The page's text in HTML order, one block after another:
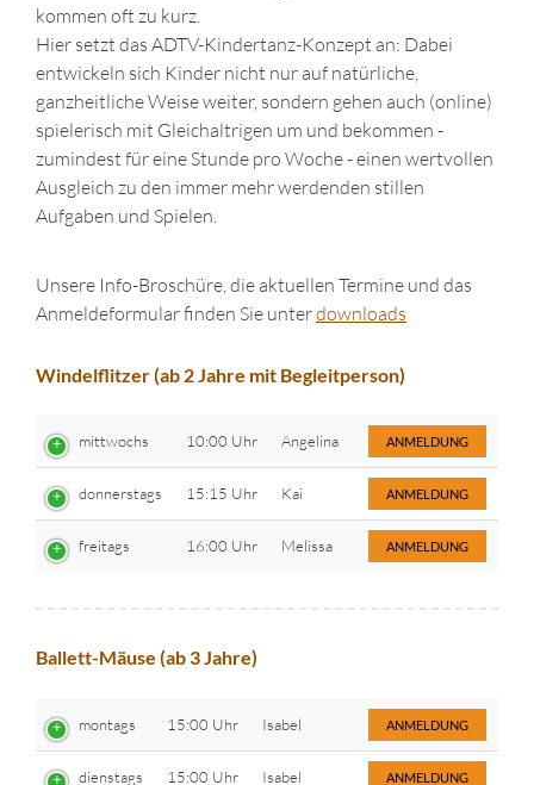
kommen oft zu kurz.
Hier setzt das ADTV-Kindertanz-Konzept an: Dabei
entwickeln sich Kinder nicht nur auf natürliche,
ganzheitliche Weise weiter, sondern gehen auch (online)
spielerisch mit Gleichaltrigen um und bekommen -
zumindest für eine Stunde pro Woche - einen wertvollen
Ausgleich zu den immer mehr werdenden stillen
Aufgaben und Spielen.
Unsere Info-Broschüre, die aktuellen Termine und das
Anmeldeformular finden Sie unterdownloads
Windelflitzer (ab 2 Jahre mit Begleitperson)
mittwochs 10:00 Uhr Angelina ANMELDUNG
donnerstags 15:15 Uhr Kai ANMELDUNG
freitags 16:00 Uhr Melissa ANMELDUNG
Ballett-Mäuse (ab 3 Jahre)
montags 15:00 Uhr Isabel ANMELDUNG
dienstags 15:00 Uhr Isabel ANMELDUNG